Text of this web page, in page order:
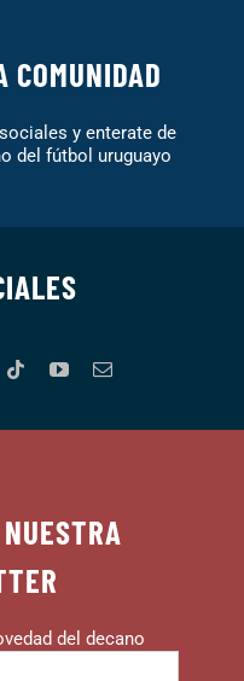
COMUNIDAD
y enterate de
del fútbol uruguayo
del decano